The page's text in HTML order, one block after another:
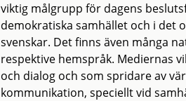
viktig målgrupp för dagens
demokratiska samhället och i det
svenskar. Det finns även många
respektive hemspråk. Mediernas
och dialog och som spridare av
kommunikation, speciellt vid